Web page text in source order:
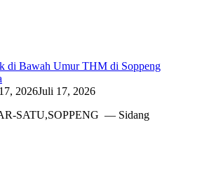
di Bawah Umur THM di Soppeng
2026Juli 17, 2026
SATU,SOPPENG — Sidang